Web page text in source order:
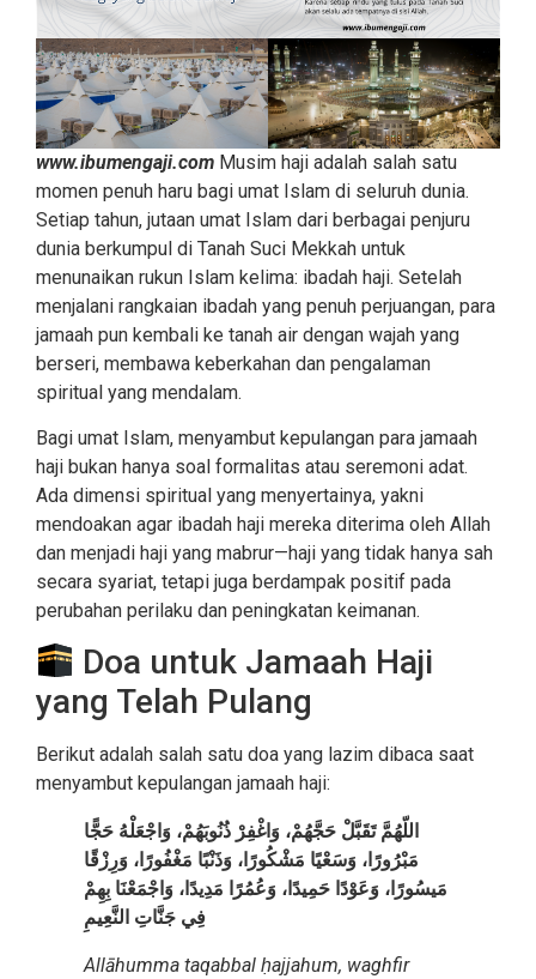
www.ibumengaji.com Musim haji adalah salah satu
momen penuh haru bagi umat Islam di seluruh dunia.
Setiap tahun, jutaan umat Islam dari berbagai penjuru
dunia berkumpul di Tanah Suci Mekkah untuk
menunaikan rukun Islam kelima: ibadah haji. Setelah
menjalani rangkaian ibadah yang penuh perjuangan, para
jamaah pun kembali ke tanah air dengan wajah yang
berseri, membawa keberkahan dan pengalaman
spiritual yang mendalam.
Bagi umat Islam, menyambut kepulangan para jamaah
haji bukan hanya soal formalitas atau seremoni adat.
Ada dimensi spiritual yang menyertainya, yakni
mendoakan agar ibadah haji mereka diterima oleh Allah
dan menjadi haji yang mabrur—haji yang tidak hanya sah
secara syariat, tetapi juga berdampak positif pada
perubahan perilaku dan peningkatan keimanan.
Doa untuk Jamaah Haji
yang Telah Pulang
Berikut adalah salah satu doa yang lazim dibaca saat
menyambut kepulangan jamaah haji:
اللّهُمَّ تَقَبَّلْ حَجَّهُمْ، وَاغْفِرْ ذُنُوبَهُمْ، وَاجْعَلْهُ حَجًّا
مَبْرُورًا، وَسَعْيًا مَشْكُورًا، وَذَنْبًا مَغْفُورًا، وَرِزْقًا
مَيسُورًا، وَعَوْدًا حَمِيدًا، وَعُمُرًا مَدِيدًا، وَاجْمَعْنَا بِهِمْ
فِي جَنَّاتِ النَّعِيمِ
Allāhumma taqabbal ḥajjahum, waghfir